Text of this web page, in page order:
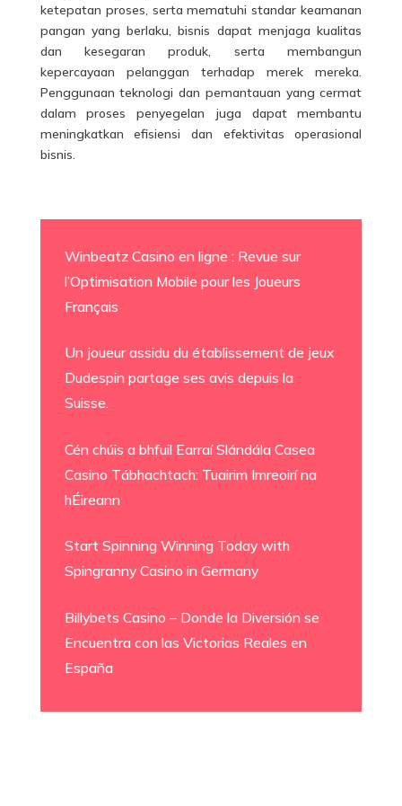
ketepatan proses, serta mematuhi standar keamanan
pangan yang berlaku, bisnis dapat menjaga kualitas
dan kesegaran produk, serta membangun
kepercayaan pelanggan terhadap merek mereka.
Penggunaan teknologi dan pemantauan yang cermat
dalam proses penyegelan juga dapat membantu
meningkatkan efisiensi dan efektivitas operasional
bisnis.
Winbeatz Casino en ligne : Revue sur
l’Optimisation Mobile pour les Joueurs
Français
Un joueur assidu du établissement de jeux
Dudespin partage ses avis depuis la
Suisse.
Cén chúis a bhfuil Earraí Slándála Casea
Casino Tábhachtach: Tuairim Imreoirí na
hÉireann
Start Spinning Winning Today with
Spingranny Casino in Germany
Billybets Casino – Donde la Diversión se
Encuentra con las Victorias Reales en
España